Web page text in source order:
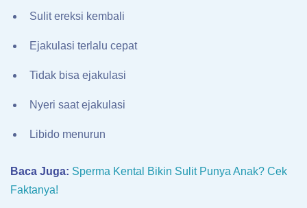
Sulit ereksi kembali
Ejakulasi terlalu cepat
Tidak bisa ejakulasi
Nyeri saat ejakulasi
Libido menurun
Baca Juga: Sperma Kental Bikin Sulit Punya Anak? Cek
Faktanya!